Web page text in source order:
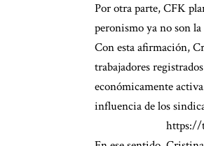
Por otra parte, CFK
peronismo ya no son
Con esta afirmación,
trabajadores
económicamente
influencia de los
https://